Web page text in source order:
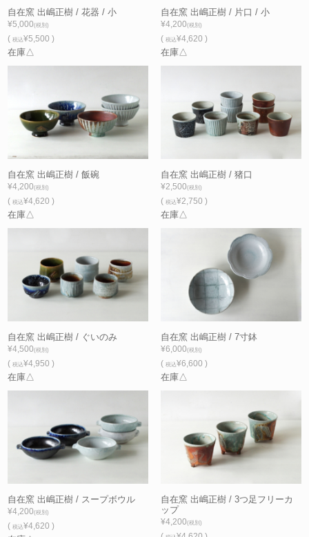
自在窯 出嶋正樹 / 花器 / 小
¥5,000(税別)
(税込¥5,500 )
在庫△
自在窯 出嶋正樹 / 片口 / 小
¥4,200(税別)
( 税込¥4,620 )
在庫△
自在窯 出嶋正樹 / 飯碗
¥4,200(税別)
(税込¥4,620 )
在庫△
自在窯 出嶋正樹 / 猪口
¥2,500(税別)
( 税込¥2,750 )
在庫△
自在窯 出嶋正樹 / ぐいのみ
¥4,500(税別)
(税込¥4,950 )
在庫△
自在窯 出嶋正樹 / 7寸鉢
¥6,000(税別)
( 税込¥6,600 )
在庫△
自在窯 出嶋正樹 / スープボウル
¥4,200(税別)
(税込¥4,620 )
自在窯 出嶋正樹 / 3つ足フリーカ
ップ
¥4,200(税別)